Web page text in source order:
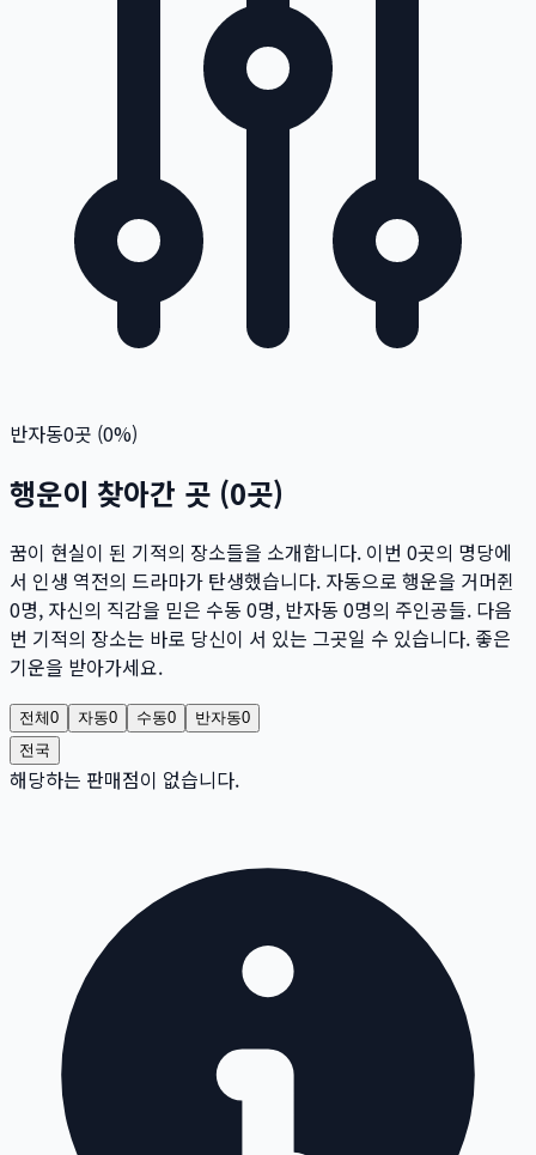
반자동0곳 (0%)
행운이 찾아간 곳 (0곳)
꿈이 현실이 된 기적의 장소들을 소개합니다. 이번 0곳의 명당에
서 인생 역전의 드라마가 탄생했습니다. 자동으로 행운을 거머쥔
0명, 자신의 직감을 믿은 수동 0명, 반자동 0명의 주인공들. 다음
번 기적의 장소는 바로 당신이 서 있는 그곳일 수 있습니다. 좋은
기운을 받아가세요.
전체0 자동0 수동0 반자동0
전국
해당하는 판매점이 없습니다.